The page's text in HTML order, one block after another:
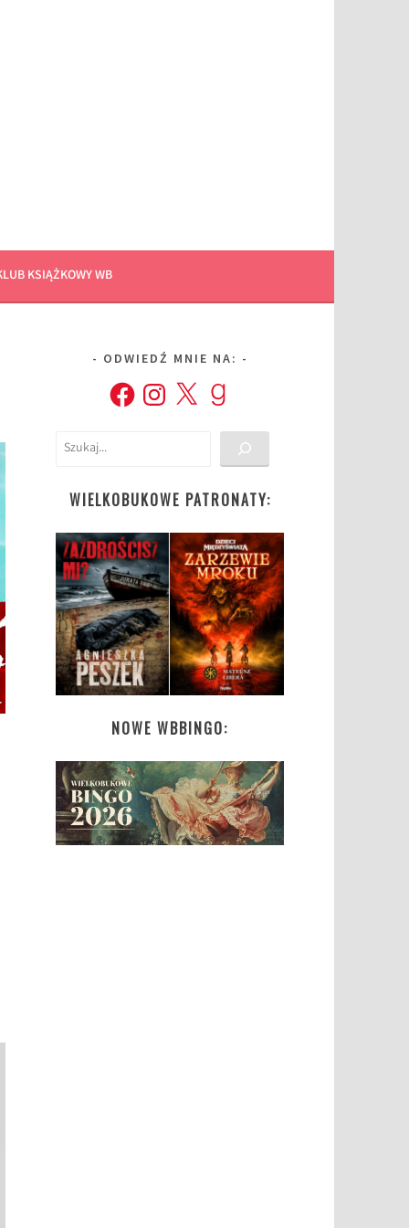
KSIĄŻKOWY WB
ODWIEDŹ MNIE NA:
FacebookInstagram
X Goodreads
Szukaj
WIELKOBUKOWE PATRONATY:
NOWE WBBINGO: